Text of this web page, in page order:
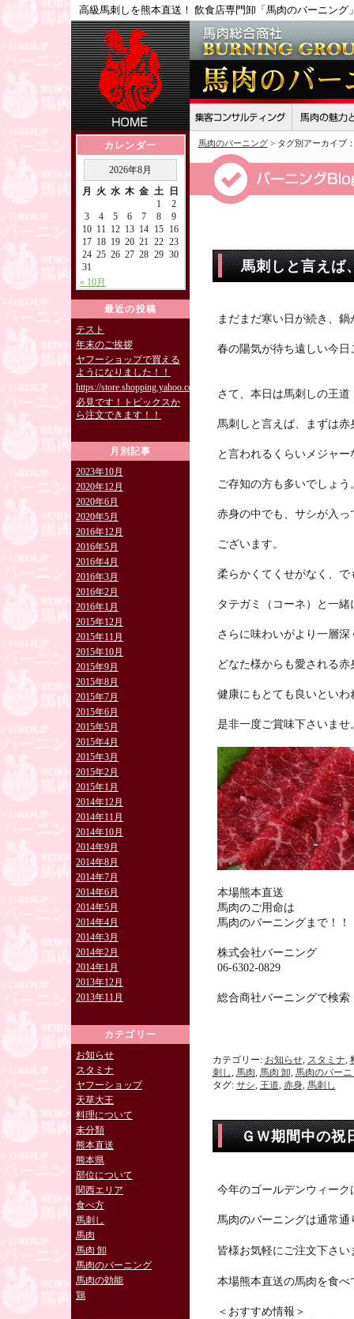
高級馬刺しを熊本直送！ 飲食店専門卸「馬肉のバーニング
カレンダー
2026年8月
月
火 水 木 金 土 日
« 10月
1
2
3
4 5 6 7 8
9
10 11 12 13 14 15
16
17 18 19 20 21 22 23
24 25 26 27 28 29 30
31
最近の投稿
テスト
年末のご挨拶
ヤフーショップで買える
ようになりました！！
https://store.shopping.yahoo.co.jp/burning829/
必見です！トピックスか
ら注文できます！！
月別記事
2023年10月
2020年12月
2020年6月
2020年5月
2016年12月
2016年5月
2016年4月
2016年3月
2016年2月
2016年1月
2015年12月
2015年11月
2015年10月
2015年9月
2015年8月
2015年7月
2015年6月
2015年5月
2015年4月
2015年3月
2015年2月
2015年1月
2014年12月
2014年11月
2014年10月
2014年9月
2014年8月
2014年7月
2014年6月
2014年5月
2014年4月
2014年3月
2014年2月
2014年1月
2013年12月
2013年11月
カテゴリー
お知らせ
スタミナ
ヤフーショップ
天草大王
料理について
未分類
熊本直送
熊本県
部位について
関西エリア
食べ方
馬刺し
馬肉
馬肉 卸
馬肉のバーニング
馬肉の効能
鶏
馬肉のバーニング> タグ別アーカイブ
馬刺しと言えば
まだまだ寒い日が続き、
春の陽気が待ち遠しい今日
さて、本日は馬刺しの王
馬刺しと言えば、まずは赤
と言われるくらいメジャー
ご存知の方も多いでしょう
赤身の中でも、サシが入
ございます。
柔らかくてくせがなく、
タテガミ（コーネ）と一緒
さらに味わいがより一層深
どなた様からも愛される赤
健康にもとても良いといわ
是非一度ご賞味下さいませ
本場熊本直送
馬肉のご用命は
馬肉のバーニングまで！！
株式会社バーニング
06-6302-0829
総合商社バーニングで検
カテゴリー: お知らせ, スタミナ,
刺し, 馬肉, 馬肉 卸, 馬肉のバー
タグ: サシ, 王道, 赤身, 馬刺し
ＧＷ期間中の祝
今年のゴールデンウィー
馬肉のバーニングは通常
皆様お気軽にご注文下さい
本場熊本直送の馬肉を食
＜おすすめ情報＞